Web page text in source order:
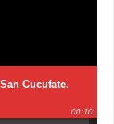
Cucufate.
00:10